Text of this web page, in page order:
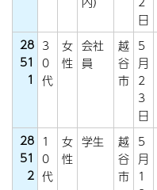
日
28
51
1
3
0
代
女
性
会社
員
越
谷
市
5
月
2
3
日
28
51
2
1
0
代
女
性
学生
越
谷
市
5
月
1